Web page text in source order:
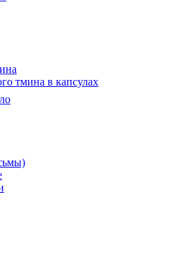
тмина в капсулах